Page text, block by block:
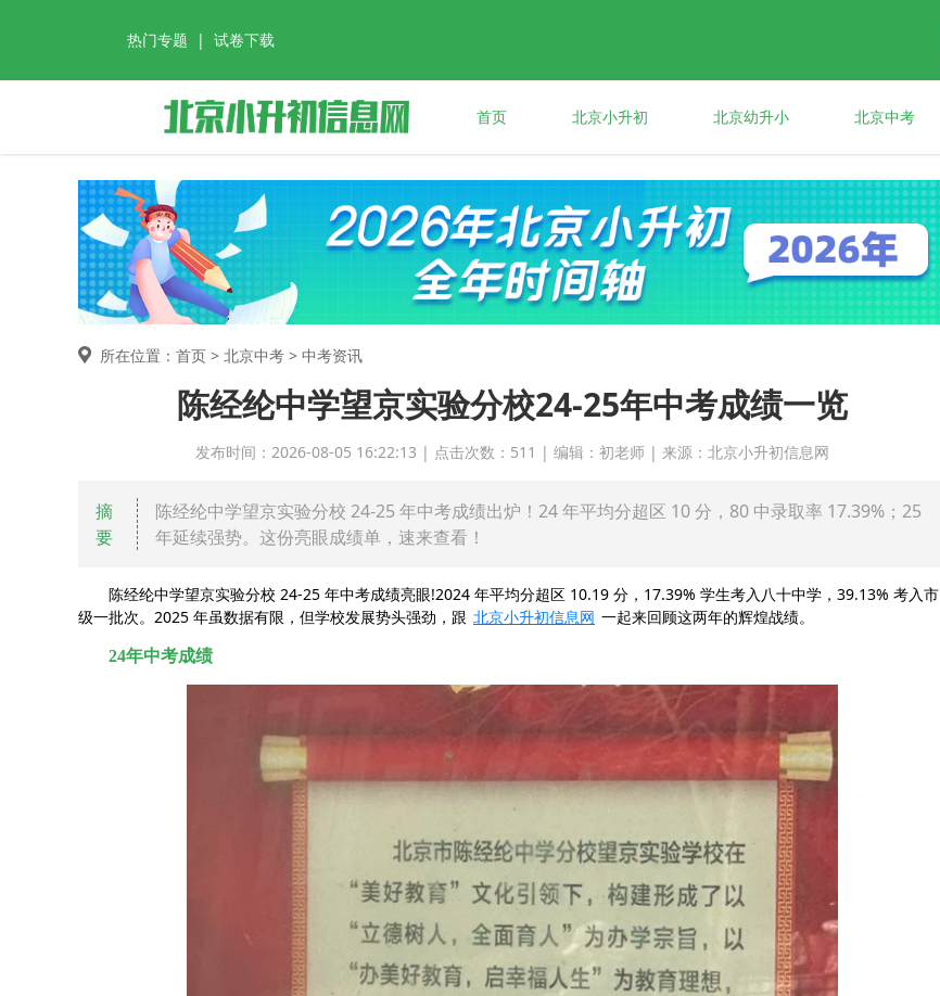
热门专题 | 试卷下载
首页 北京小升初 北京幼升小 北京中考
所在位置：首页 > 北京中考 > 中考资讯
陈经纶中学望京实验分校24-25年中考成绩一览
发布时间：2026-08-05 16:22:13 | 点击次数：511 | 编辑：初老师 | 来源：北京小升初信息网
摘
要
陈经纶中学望京实验分校 24-25 年中考成绩出炉！24 年平均分超区 10 分，80 中录取率 17.39%；25
年延续强势。这份亮眼成绩单，速来查看！
陈经纶中学望京实验分校 24-25 年中考成绩亮眼!2024 年平均分超区 10.19 分，17.39% 学生考入八十中学，39.13% 考入市
级一批次。2025 年虽数据有限，但学校发展势头强劲，跟 北京小升初信息网 一起来回顾这两年的辉煌战绩。
24年中考成绩